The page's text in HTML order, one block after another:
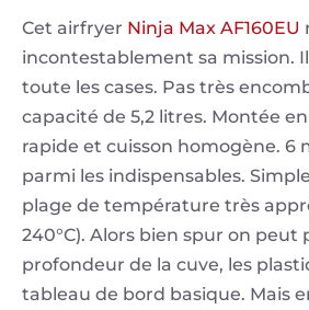
Cet airfryer Ninja Max AF160EU
incontestablement sa mission.
toute les cases. Pas très
capacité de 5,2 litres. Montée
rapide et cuisson homogène. 6
parmi les indispensables.
plage de température très
240°C). Alors bien spur on peut
profondeur de la cuve, les
tableau de bord basique. Mais